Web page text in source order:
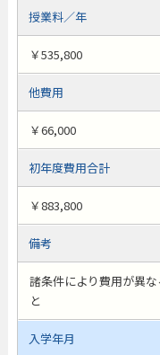
授業料／年
￥535,800
他費用
￥66,000
初年度費用合計
￥883,800
備考
諸条件により費用が異
と
入学年月